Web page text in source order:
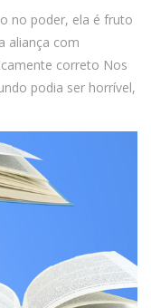
no poder, ela é fruto
aliança com
correto Nos
podia ser horrível,